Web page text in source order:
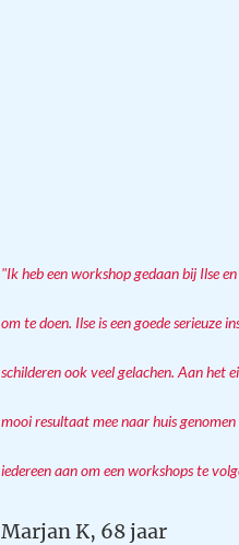
"Ik heb een workshop gedaan bij Ilse
om te doen. Ilse is een goede serieuze
schilderen ook veel gelachen. Aan het
mooi resultaat mee naar huis
iedereen aan om een workshops te
Marjan K, 68 jaar